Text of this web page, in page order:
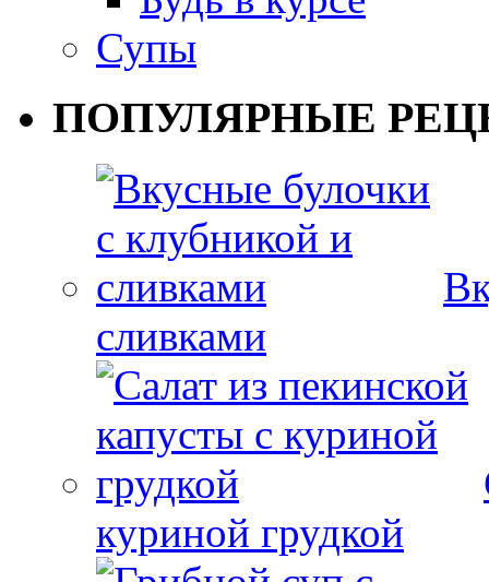
Супы
ПОПУЛЯРНЫЕ
сливками
куриной грудкой